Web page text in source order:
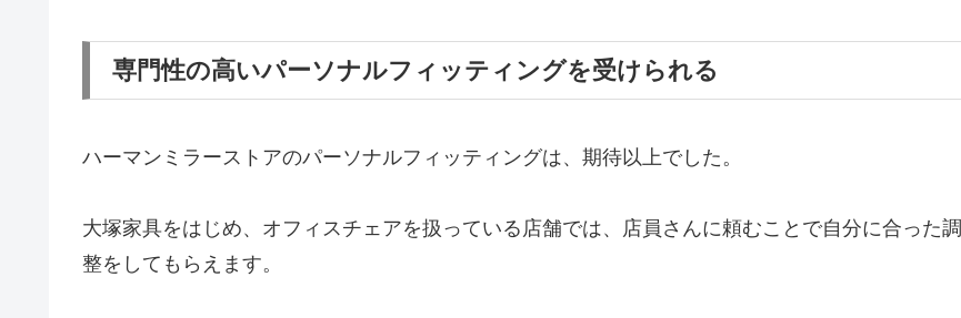
専門性の高いパーソナルフィッティングを受けられる
ハーマンミラーストアのパーソナルフィッティングは、期待以上でした。
大塚家具をはじめ、オフィスチェアを扱っている店舗では、店員さんに頼むことで自分に合った調
整をしてもらえます。